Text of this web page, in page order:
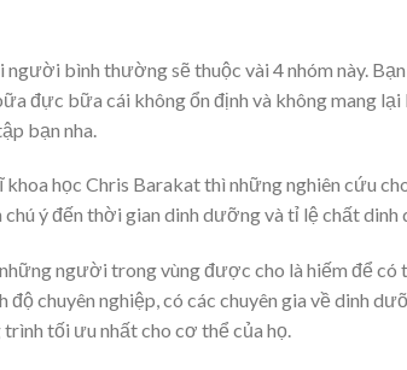
người bình thường sẽ thuộc vài 4 nhóm này.
đực bữa cái không ổn định và không mang
bạn nha.
khoa học Chris Barakat thì những nghiên cứu
ý đến thời gian dinh dưỡng và tỉ lệ chất dinh
người trong vùng được cho là hiếm để
độ chuyên nghiệp, có các chuyên gia về dinh
tối ưu nhất cho cơ thể của họ.